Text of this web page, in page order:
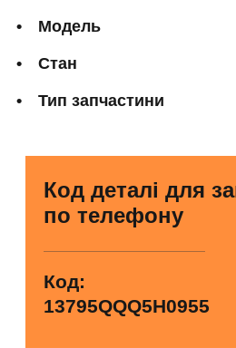
Модель
Стан
Тип запчастини
Код деталі для
по телефону
Код:
13795QQQ5H0955